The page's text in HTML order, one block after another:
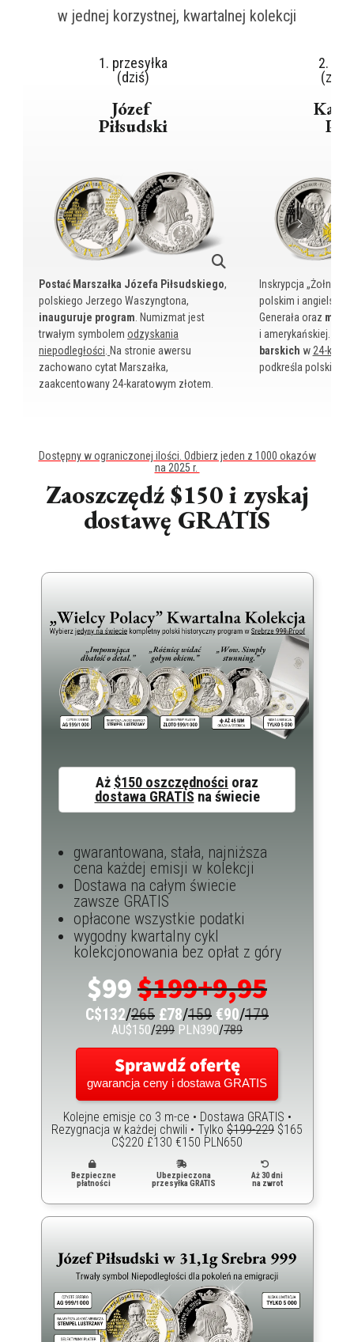
w jednej korzystnej, kwartalnej kolekcji
1. przesyłka
(dziś)
Józef
Piłsudski
Postać Marszałka Józefa Piłsudskiego,
polskiego Jerzego Waszyngtona,
inauguruje program . Numizmat jest
trwałym symbolem odzyskania
niepodległości Na stronie awersu
zachowano cytat Marszałka,
zaakcentowany 24-karatowym złotem.
2.
(za 3
Inskrypcja „Żołnierz
polskim i
Generała oraz
i amerykańskiej.
barskich w 24-k
podkreśla polskie
Dostępny w ograniczonej ilości. Odbierz jeden z 1000 okazów
na 2025 r.
Zaoszczędź $150 i zyskaj
dostawę GRATIS
Aż $150 oszczędności oraz
dostawa GRATIS na świecie
gwarantowana, stała, najniższa
cena każdej emisji w kolekcji
Dostawa na całym świecie
zawsze GRATIS
opłacone wszystkie podatki
wygodny kwartalny cykl
kolekcjonowania bez opłat z góry
$99$199+9,95
C$132/265 £78/159 €90/179
AU$150/299 PLN390/789
Sprawdź ofertę
gwarancja ceny i dostawa GRATIS
Kolejne emisje co 3 m-ce • Dostawa GRATIS •
Rezygnacja w każdej chwili • Tylko $199-229 $165
C$220 £130 €150 PLN650
Bezpieczne
płatności
Ubezpieczona
przesyłka GRATIS
Aż 30 dni
na zwrot